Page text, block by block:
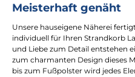
Meisterhaft genäht
Unsere hauseigene Näherei
individuell für Ihren Strandkorb
und Liebe zum Detail entstehen
zum charmanten Design dieses
bis zum Fußpolster wird jedes